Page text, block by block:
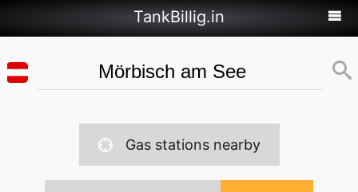
TankBillig.in
Gas stations nearby